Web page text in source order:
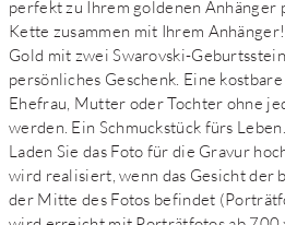
perfekt zu Ihrem goldenen Anhänger
Kette zusammen mit Ihrem
Gold mit zwei Swarovski-
persönliches Geschenk. Eine
Ehefrau, Mutter oder Tochter ohne
werden. Ein Schmuckstück fürs
Laden Sie das Foto für die Gravur
wird realisiert, wenn das Gesicht der
der Mitte des Fotos befindet